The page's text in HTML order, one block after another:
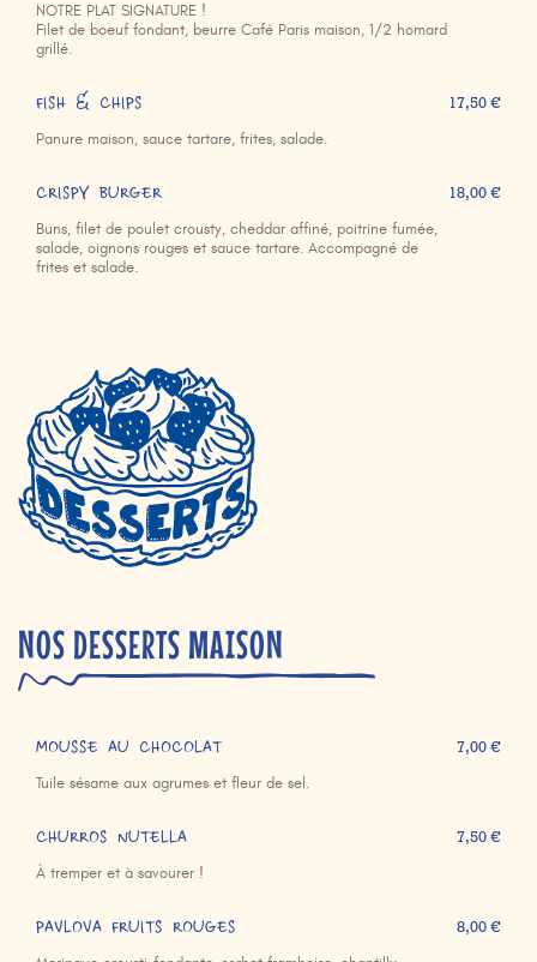
NOTRE PLAT SIGNATURE !
Filet de boeuf fondant, beurre Café Paris maison, 1/2 homard
grillé.
FISH & CHIPS
Panure maison, sauce tartare, frites, salade.
17,50 €
CRISPY BURGER
Buns, filet de poulet crousty, cheddar affiné, poitrine fumée,
salade, oignons rouges et sauce tartare. Accompagné de
frites et salade.
18,00 €
NOS DESSERTS MAISON
MOUSSE AU CHOCOLAT
Tuile sésame aux agrumes et fleur de sel.
7,00 €
CHURROS NUTELLA
À tremper et à savourer !
7,50 €
PAVLOVA FRUITS ROUGES 8,00 €